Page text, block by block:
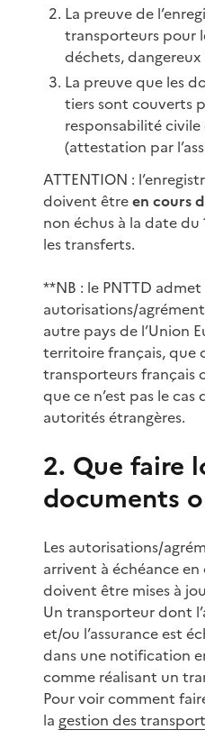
La preuve de
transporteurs pour
déchets, dangereux
La preuve que les
tiers sont couverts
responsabilité civile
(attestation par
ATTENTION :
doivent êtreen cours
non échus à la date
les transferts.
**NB : le PNTTD admet
autorisations/
autre pays de l’Union
territoire français, que
transporteurs français
que ce n’est pas le
autorités étrangères.
2. Que faire
documents
Les autorisations/
arrivent à échéance
doivent être mises à
Un transporteur dont
et/ou l’assurance est
dans une notification
comme réalisant un
Pour voir comment
la gestion des